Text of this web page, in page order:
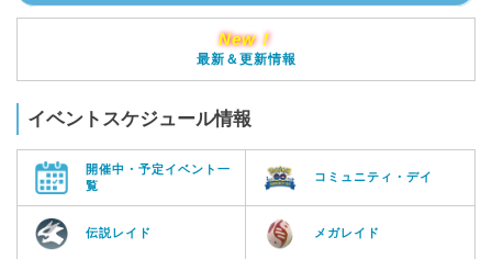
New！
最新＆更新情報
イベントスケジュール情報
開催中・予定イベント一
覧
コミュニティ・デイ
伝説レイド メガレイド